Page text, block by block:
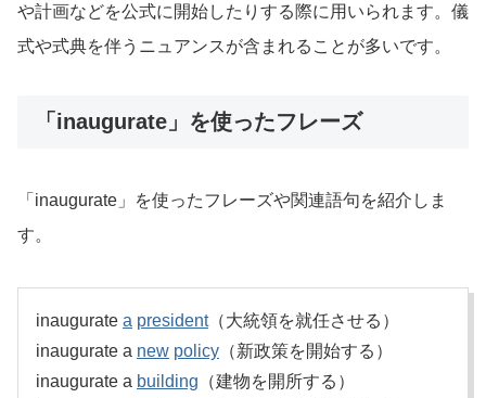
や計画などを公式に開始したりする際に用いられます。儀
式や式典を伴うニュアンスが含まれることが多いです。
「inaugurate」を使ったフレーズ
「inaugurate」を使ったフレーズや関連語句を紹介しま
す。
inaugurate a president（大統領を就任させる）
inaugurate a new policy （新政策を開始する）
inaugurate a building （建物を開所する）